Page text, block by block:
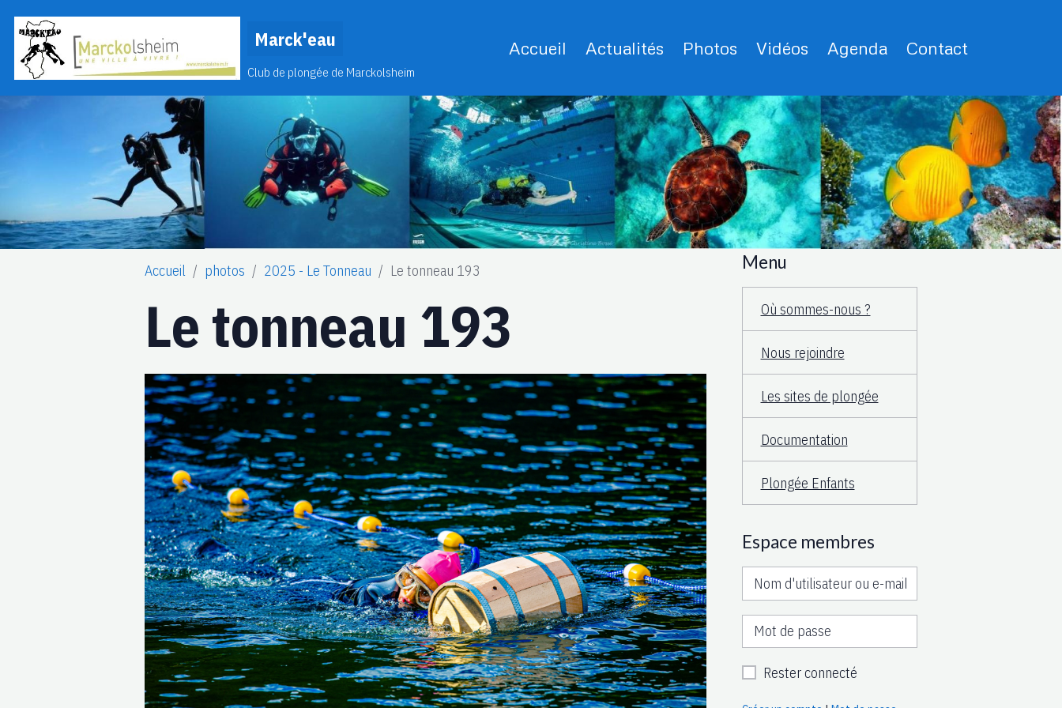
Marck'eau
Club de plongée de Marckolsheim
Accueil Actualités Photos Vidéos Agenda Contact
Accueil photos 2025 - Le Tonneau Le tonneau 193
Le tonneau 193
Menu
Où sommes-nous ?
Nous rejoindre
Les sites de plongée
Documentation
Plongée Enfants
Espace membres
Rester connecté